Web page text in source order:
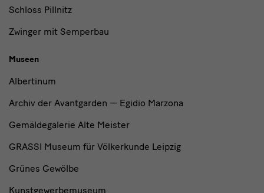
Schloss Pillnitz
Zwinger mit Semperbau
Museen
Albertinum
Archiv der Avantgarden — Egidio Marzona
Gemäldegalerie Alte Meister
GRASSI Museum für Völkerkunde Leipzig
Grünes Gewölbe
Kunstgewerbemuseum